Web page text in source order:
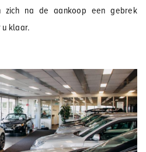
zich na de aankoop een gebrek
klaar.